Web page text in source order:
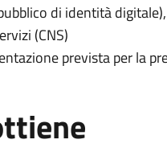
di identità
(CNS)
prevista per la